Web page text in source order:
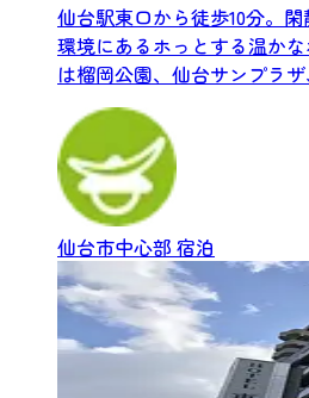
仙台駅東口から徒歩10分。
環境にあるホっとする温か
は榴岡公園、仙台サンプラ
クなどがあります。撮影...
仙台市中心部 宿泊